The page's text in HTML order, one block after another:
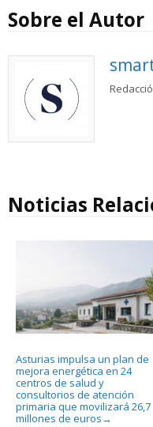
Sobre el Autor
Noticias
Asturias impulsa un plan de
mejora energética en 24
centros de salud y
consultorios de atención
primaria que movilizará 26,7
millones de euros →